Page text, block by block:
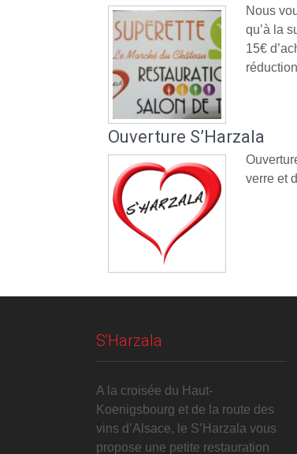
Nous
qu’à la
15€
Ouverture S’Harzala
verre et
S'Harzala
A la croisée du Haut-
Koenigsbourg et de la route des
vins d’Alsace, le S’Harzala vous
propose une petite restauration